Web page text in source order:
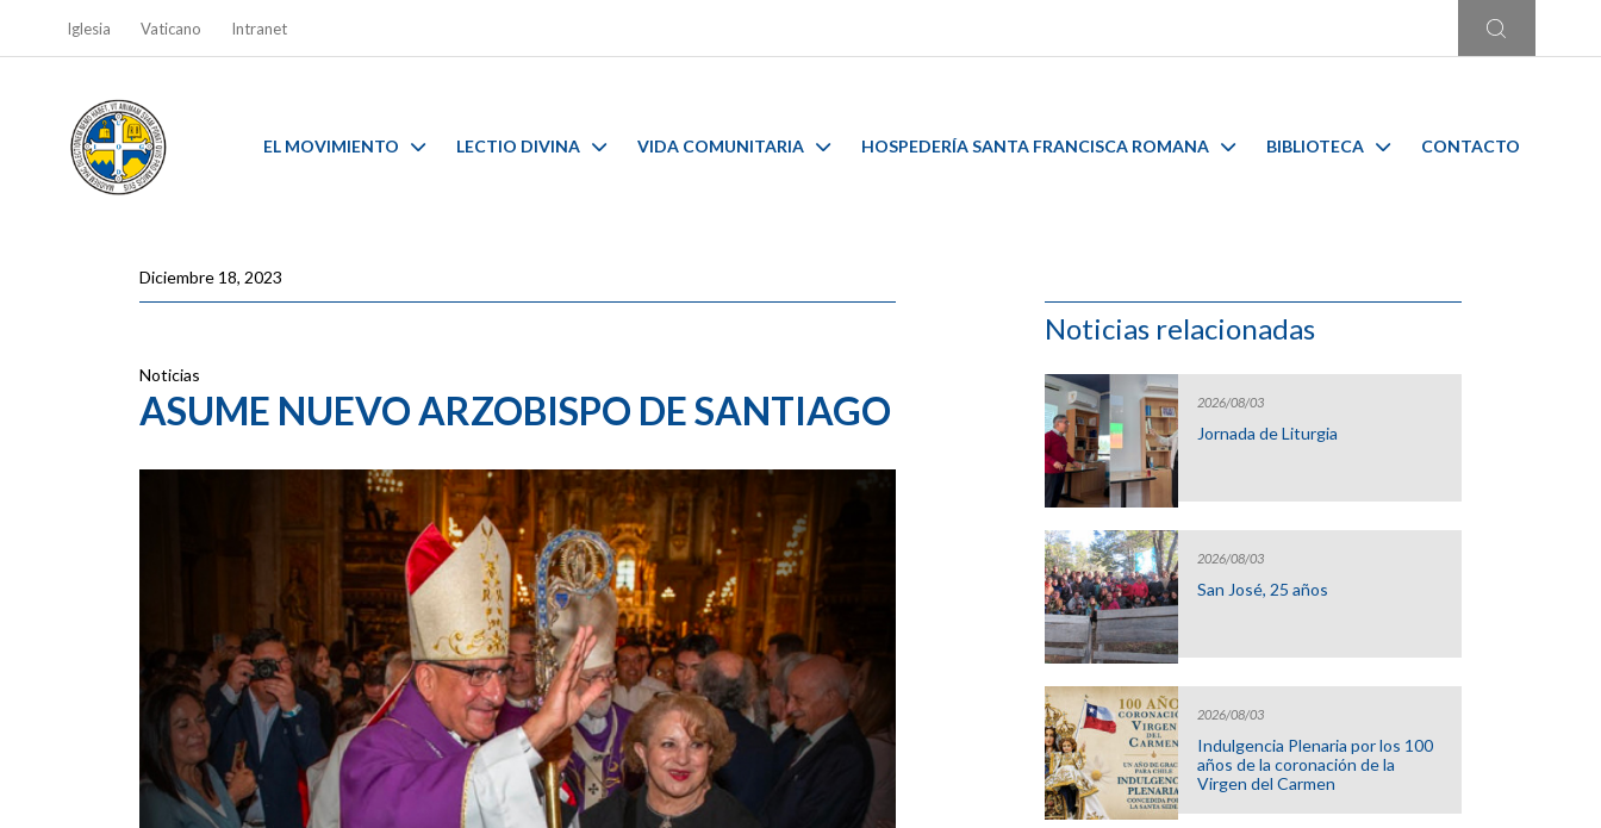
Iglesia Vaticano Intranet
EL MOVIMIENTO LECTIO DIVINA VIDA COMUNITARIA HOSPEDERÍA SANTA FRANCISCA ROMANA BIBLIOTECA CONTACTO
Diciembre 18, 2023
Noticias
ASUME NUEVO ARZOBISPO DE SANTIAGO
Noticias relacionadas
2026/08/03
Jornada de Liturgia
2026/08/03
San José, 25 años
2026/08/03
Indulgencia Plenaria por los 100
años de la coronación de la
Virgen del Carmen